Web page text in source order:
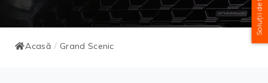
Acasă / Grand Scenic